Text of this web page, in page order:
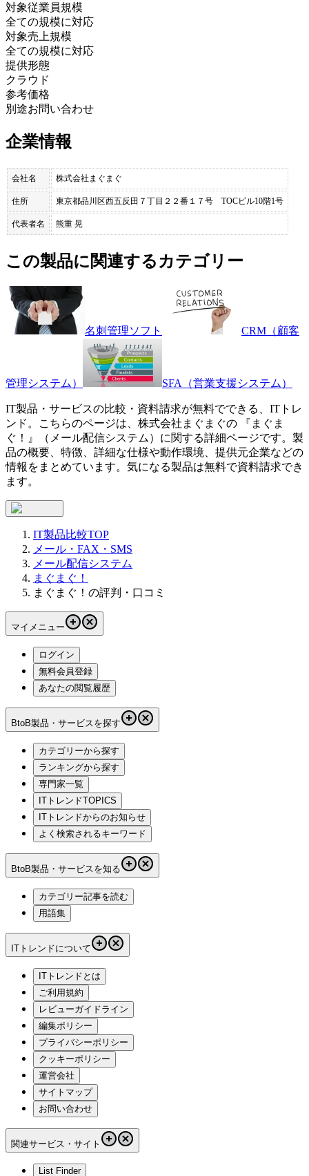
対象従業員規模
全ての規模に対応
対象売上規模
全ての規模に対応
提供形態
クラウド
参考価格
別途お問い合わせ
企業情報
会社名 株式会社まぐまぐ
住所 東京都品川区西五反田７丁目２２番１７号 TOCビル10階1号
代表者名 熊重 晃
この製品に関連するカテゴリー
名刺管理ソフト CRM（顧客
管理システム） SFA（営業支援システム）
IT製品・サービスの比較・資料請求が無料でできる、ITトレ
ンド。こちらのページは、 株式会社まぐまぐの 『 まぐま
ぐ！
』（ メール配信システム ）に関する詳細ページです。製
品の概要、特徴、詳細な仕様や動作環境、提供元企業などの
情報をまとめています。気になる製品は無料で資料請求でき
ます。
IT製品比較TOP
メール・FAX・SMS
メール配信システム
まぐまぐ！
まぐまぐ！の評判・口コミ
マイメニュー
ログイン
無料会員登録
あなたの閲覧履歴
BtoB製品・サービスを探す
カテゴリーから探す
ランキングから探す
専門家一覧
ITトレンドTOPICS
ITトレンドからのお知らせ
よく検索されるキーワード
BtoB製品・サービスを知る
カテゴリー記事を読む
用語集
ITトレンドについて
ITトレンドとは
ご利用規約
レビューガイドライン
編集ポリシー
プライバシーポリシー
クッキーポリシー
運営会社
サイトマップ
お問い合わせ
関連サービス・サイト
List Finder